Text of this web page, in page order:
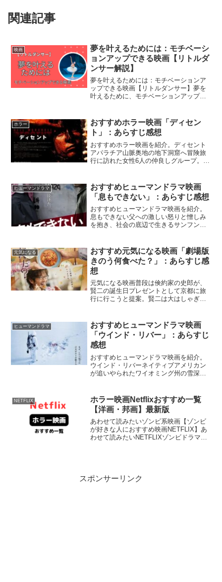
関連記事
映画
夢を叶えるためには：モチベーシ
ョンアップできる映画【リトルダ
ンサー解説】
夢を叶えるためには：モチベーションア
ップできる映画【リトルダンサー】夢を
叶えるために、モチベーションアップで
DABA-91469価格：1,650円（税込...
ホラー
おすすめホラー映画「ディセン
ト」：あらすじ感想
おすすめホラー映画を紹介。ディセント
アパラチア山脈奥地の地下洞窟へ冒険旅
行に訪れた女性6人の仲良しグループ。し
う。不安と疲労にさいなまれながら出口
を求めて暗闇の中をさまよ...
ヒューマンドラマ
おすすめヒューマンドラマ映画
「息もできない」：あらすじ感想
おすすめヒューマンドラマ映画を紹介。
息もできない父への激しい怒りと憎しみ
を抱き、社会の底辺で生きるサンフンは
く惹かれ合う2人だったが、徐々に彼らの
運命の歯車が狂いだす…...
元気になる
おすすめ元気になる映画「劇場版
きのう何食べた？」：あらすじ感
想
元気になる映画普段は倹約家の史郎が、
賢二の誕生日プレゼントとして京都に旅
行に行こうと提案。賢二は大はしゃぎで
版きのう何たべた？』Netflix公式ほっこ
りほんわかファミ...
ヒューマンドラマ
おすすめヒューマンドラマ映画
「ウインド・リバー」：あらすじ
感想
おすすめヒューマンドラマ映画を紹介。
ウインド・リバーネイティブアメリカン
が追いやられたワイオミング州の雪深い
ン・バナーが現地に派遣されるが、不安
定な気候や慣れない雪山...
NETFLIX
ホラー映画Netflixおすすめ一覧
【洋画・邦画】最新版
あわせて読みたいゾンビ系映画【ゾンビ
が好きな人におすすめ映画NETFLIX】あ
わせて読みたいNETFLIXゾンビドラマお
スポンサーリンク